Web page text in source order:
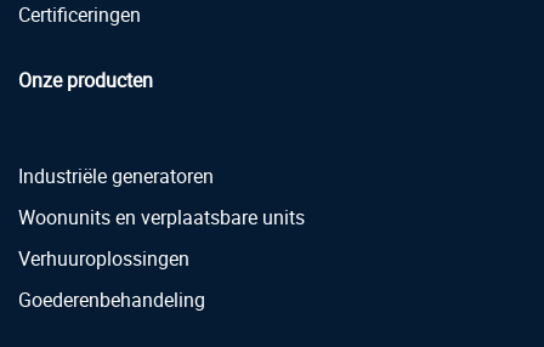
Certificeringen
Onze producten
Industriële generatoren
Woonunits en verplaatsbare units
Verhuuroplossingen
Goederenbehandeling